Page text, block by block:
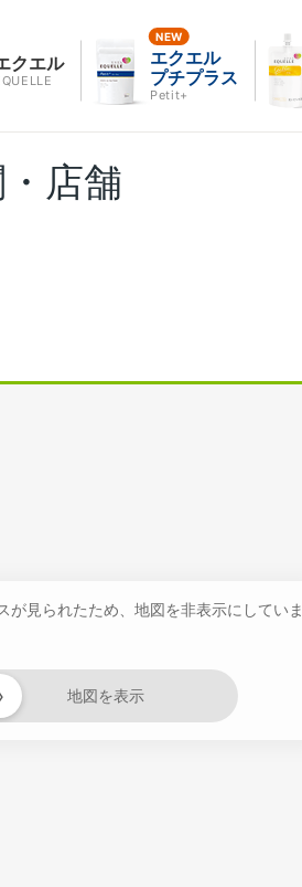
クエル
エクエル
プチプラス
Petit+
店舗
が見られたため、地図を非表示にしていま
地図を表示